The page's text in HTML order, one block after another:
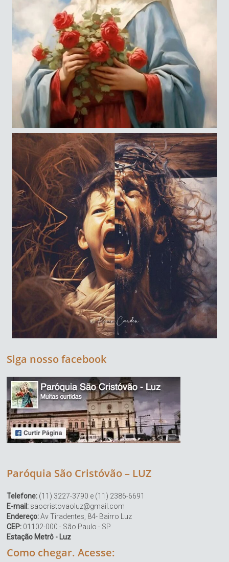
Siga nosso facebook
Paróquia São Cristóvão – LUZ
Telefone: (11) 3227-3790 e (11) 2386-6691
E-mail: saocristovaoluz@gmail.com
Endereço:Av Tiradentes, 84- Bairro Luz
CEP: 01102-000 - São Paulo - SP
Estação Metrô - Luz
Como chegar. Acesse: